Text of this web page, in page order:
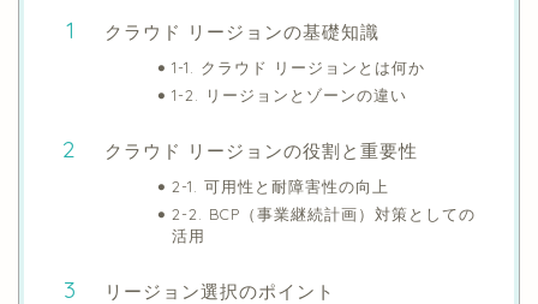
クラウド リージョンの基礎知識
1-1. クラウド リージョンとは何か
1-2. リージョンとゾーンの違い
クラウド リージョンの役割と重要性
2-1. 可用性と耐障害性の向上
2-2. BCP（事業継続計画）対策としての
活用
リージョン選択のポイント